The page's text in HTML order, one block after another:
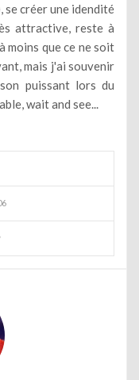
se créer une idendité
attractive, reste à
moins que ce ne soit
mais j'ai souvenir
puissant lors du
wait and see...